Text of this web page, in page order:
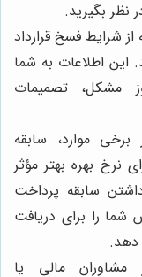
نظر بگیرید.
شرایط فسخ قرارداد
این اطلاعات به شما
مشکل، تصمیمات
برخی موارد، سابقه
نرخ بهره بهتر مؤثر
سابقه پرداخت
را برای دریافت
دهد.
مشاوران مالی یا